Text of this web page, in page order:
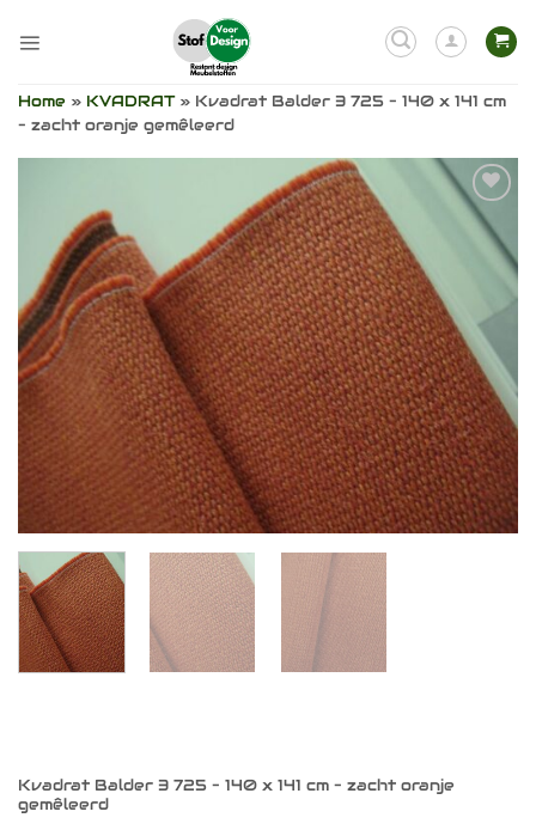
naar
Home » KVADRAT» Kvadrat Balder 3 725 – 140 x 141 cm
– zacht oranje gemêleerd
Toevoegen
verlanglijst
Kvadrat Balder 3 725 – 140 x 141 cm – zacht oranje
gemêleerd